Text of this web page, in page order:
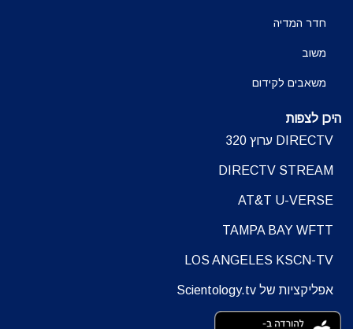
חדר המדיה
משוב
משאבים לקידום
היכן לצפות
DIRECTV ערוץ 320
DIRECTV STREAM
AT&T U-VERSE
TAMPA BAY WFTT
LOS ANGELES KSCN-TV
אפליקציות של Scientology.tv